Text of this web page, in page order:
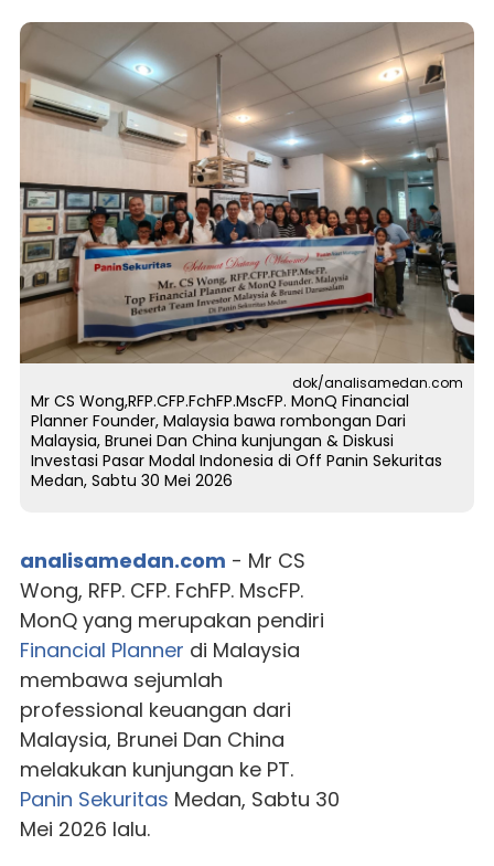
dok/analisamedan.com
Mr CS Wong,RFP.CFP.FchFP.MscFP. MonQ Financial
Planner Founder, Malaysia bawa rombongan Dari
Malaysia, Brunei Dan China kunjungan & Diskusi
Investasi Pasar Modal Indonesia di Off Panin Sekuritas
Medan, Sabtu 30 Mei 2026
analisamedan.com - Mr CS
Wong, RFP. CFP. FchFP. MscFP.
MonQ yang merupakan pendiri
Financial Planner di Malaysia
membawa sejumlah
professional keuangan dari
Malaysia, Brunei Dan China
melakukan kunjungan ke PT.
Panin Sekuritas Medan, Sabtu 30
Mei 2026 lalu.